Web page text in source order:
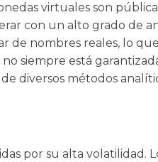
virtuales son
con un alto grado de
de nombres reales, lo
siempre está
diversos métodos
por su alta